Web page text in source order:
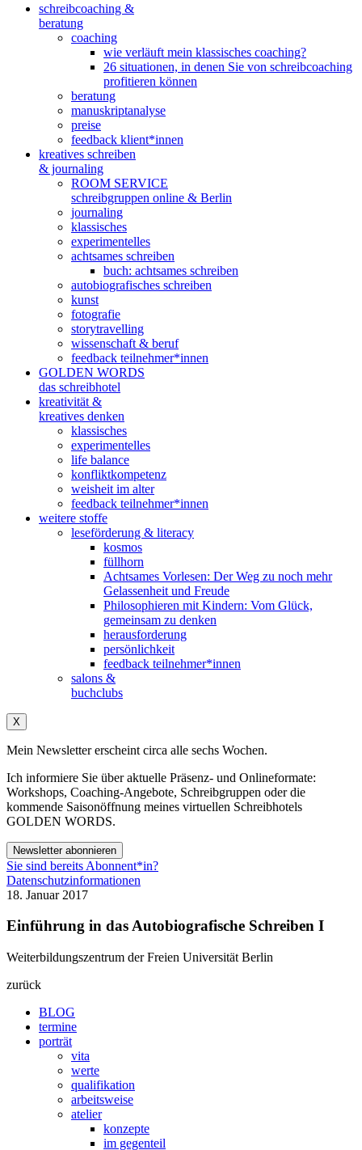
schreibcoaching &
beratung
coaching
wie verläuft mein klassisches coaching?
26 situationen, in denen Sie von schreibcoaching
profitieren können
beratung
manuskriptanalyse
preise
feedback klient*innen
kreatives schreiben
& journaling
ROOM SERVICE
schreibgruppen online & Berlin
journaling
klassisches
experimentelles
achtsames schreiben
buch: achtsames schreiben
autobiografisches schreiben
kunst
fotografie
storytravelling
wissenschaft & beruf
feedback teilnehmer*innen
GOLDEN WORDS
das schreibhotel
kreativität &
kreatives denken
klassisches
experimentelles
life balance
konfliktkompetenz
weisheit im alter
feedback teilnehmer*innen
weitere stoffe
leseförderung & literacy
kosmos
füllhorn
Achtsames Vorlesen: Der Weg zu noch mehr
Gelassenheit und Freude
Philosophieren mit Kindern: Vom Glück,
gemeinsam zu denken
herausforderung
persönlichkeit
feedback teilnehmer*innen
salons &
buchclubs
X
Mein Newsletter erscheint circa alle sechs Wochen.
Ich informiere Sie über aktuelle Präsenz- und Onlineformate:
Workshops, Coaching-Angebote, Schreibgruppen oder die
kommende Saisonöffnung meines virtuellen Schreibhotels
GOLDEN WORDS.
Newsletter abonnieren
Sie sind bereits Abonnent*in?
Datenschutzinformationen
18. Januar 2017
Einführung in das Autobiografische Schreiben I
Weiterbildungszentrum der Freien Universität Berlin
zurück
BLOG
termine
porträt
vita
werte
qualifikation
arbeitsweise
atelier
konzepte
im gegenteil